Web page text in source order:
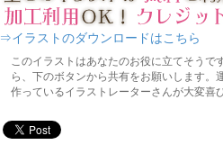
⇒イラストのダウンロードはこちら